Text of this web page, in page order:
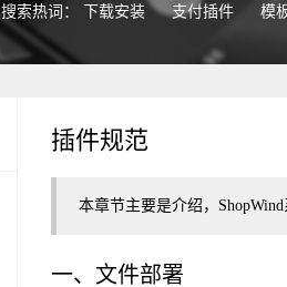
搜索热词： 下载安装 支付插件 模
插件规范
本章节主要是介绍，
一、文件部署